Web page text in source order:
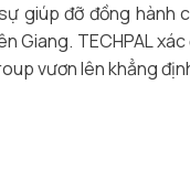
giúp đỡ đồng hành
Giang. TECHPAL
vươn lên khẳng